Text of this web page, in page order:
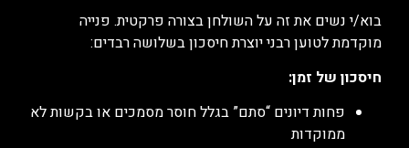
בוא/י נשים את זה על השולחן בצורה פרקטית. פנייה
מוקדמת לטוען רבני יוצרת חיסכון בשלושה רבדים:
חיסכון של זמן:
פחות דיונים “סתם” בגלל חוסר מסמכים או בקשות לא
ממוקדות